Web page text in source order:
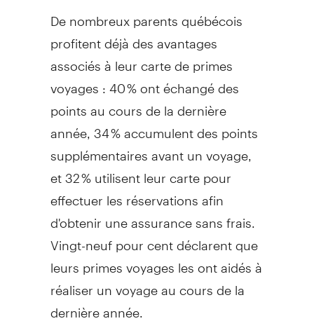
De nombreux parents québécois
profitent déjà des avantages
associés à leur carte de primes
voyages : 40 % ont échangé des
points au cours de la dernière
année, 34 % accumulent des points
supplémentaires avant un voyage,
et 32 % utilisent leur carte pour
effectuer les réservations afin
d'obtenir une assurance sans frais.
Vingt-neuf pour cent déclarent que
leurs primes voyages les ont aidés à
réaliser un voyage au cours de la
dernière année.